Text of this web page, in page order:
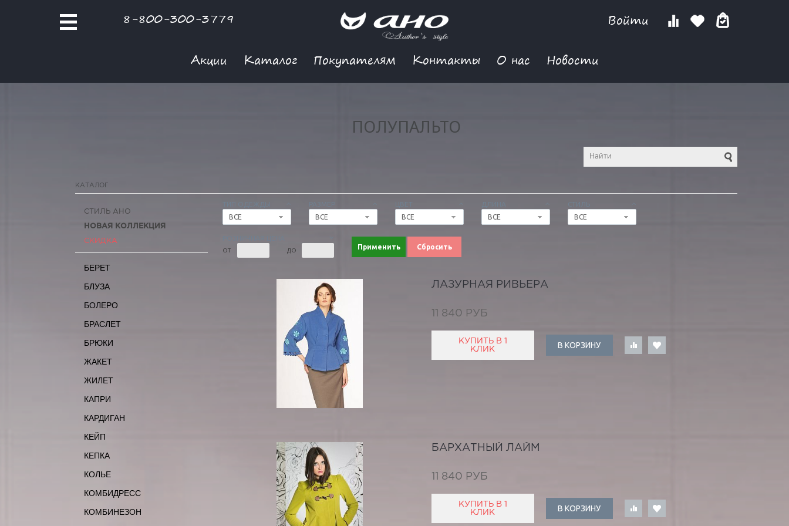
8-800-300-3779 Войти
Акции Каталог Покупателям Контакты О нас Новости
ПОЛУПАЛЬТО
КАТАЛОГ
ВСЕ
ВСЕ
ВСЕ
ВСЕ
СТИЛЬ
ВСЕ
ОТ ДО Применить Сбросить
СТИЛЬ АНО
НОВАЯ КОЛЛЕКЦИЯ
СКИДКА
БЕРЕТ
БЛУЗА
БОЛЕРО
БРАСЛЕТ
БРЮКИ
ЖАКЕТ
ЖИЛЕТ
КАПРИ
КАРДИГАН
КЕЙП
КЕПКА
КОЛЬЕ
КОМБИДРЕСС
КОМБИНЕЗОН
ЛАЗУРНАЯ РИВЬЕРА
11 840 РУБ
КУПИТЬ В 1
КЛИК
В КОРЗИНУ
БАРХАТНЫЙ ЛАЙМ
11 840 РУБ
КУПИТЬ В 1
КЛИК
В КОРЗИНУ